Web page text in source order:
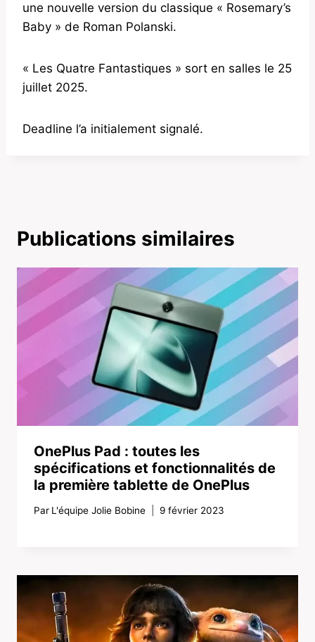
une nouvelle version du classique « Rosemary’s
Baby » de Roman Polanski.
« Les Quatre Fantastiques » sort en salles le 25
juillet 2025.
Deadline l’a initialement signalé.
Publications similaires
OnePlus Pad : toutes les
spécifications et fonctionnalités de
la première tablette de OnePlus
Par L'équipe Jolie Bobine 9 février 2023